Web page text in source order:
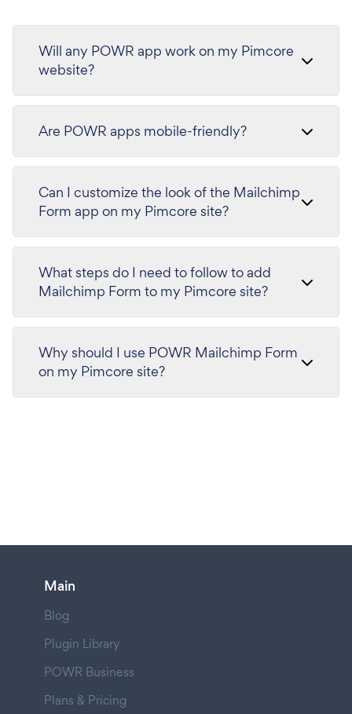
Will any POWR app work on my Pimcore
website?
Are POWR apps mobile-friendly?
Can I customize the look of the Mailchimp
Form app on my Pimcore site?
What steps do I need to follow to add
Mailchimp Form to my Pimcore site?
Why should I use POWR Mailchimp Form
on my Pimcore site?
Main
Blog
Plugin Library
POWR Business
Plans & Pricing